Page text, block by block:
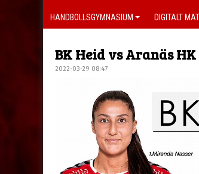
HANDBOLLSGYMNASIUM DIGITALT
BK Heid vs Aranäs
2022-03-29 08:47